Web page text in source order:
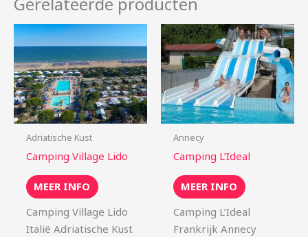
Adriatische Kust
Camping Village Lido
MEER INFO
Camping Village Lido
Italië Adriatische Kust
Annecy
Camping L’Ideal
MEER INFO
Camping L’Ideal
Frankrijk Annecy